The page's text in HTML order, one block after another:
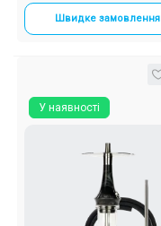
Швидке замовлення
У наявності